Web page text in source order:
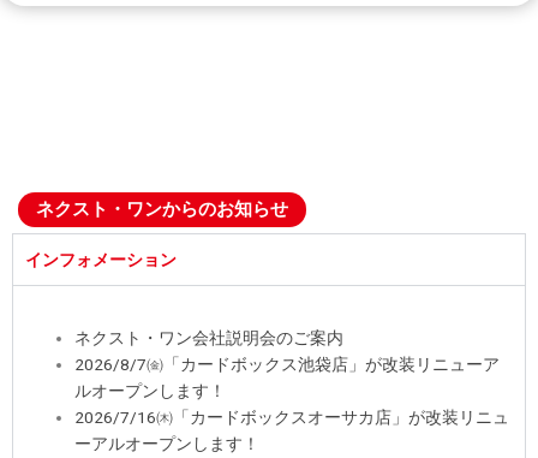
ネクスト・ワンからのお知らせ
インフォメーション
ネクスト・ワン会社説明会のご案内
2026/8/7㈮「カードボックス池袋店」が改装リニューア
ルオープンします！
2026/7/16㈭「カードボックスオーサカ店」が改装リニュ
ーアルオープンします！